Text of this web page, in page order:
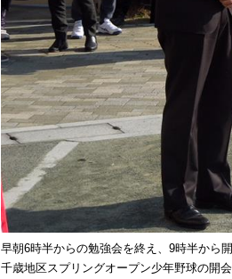
早朝6時半からの勉強会を終え、9時半から
千歳地区スプリングオープン少年野球の開会